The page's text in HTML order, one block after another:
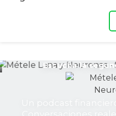
Escucha la